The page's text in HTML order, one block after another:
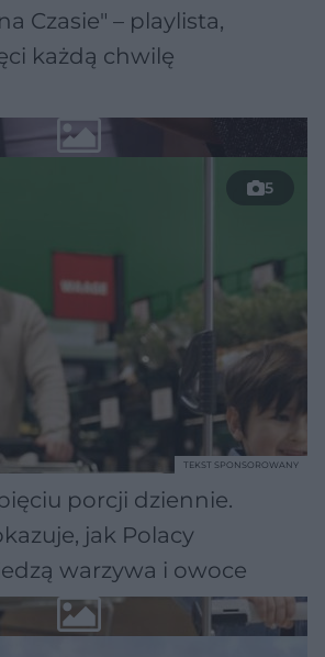
Czasie" – playlista,
każdą chwilę
5
porcji dziennie.
jak Polacy
warzywa i owoce
TEKST SPONSOROWANY